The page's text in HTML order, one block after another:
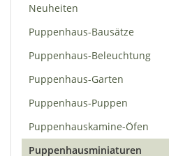
Neuheiten
Puppenhaus-Bausätze
Puppenhaus-Beleuchtung
Puppenhaus-Garten
Puppenhaus-Puppen
Puppenhauskamine-Öfen
Puppenhausminiaturen